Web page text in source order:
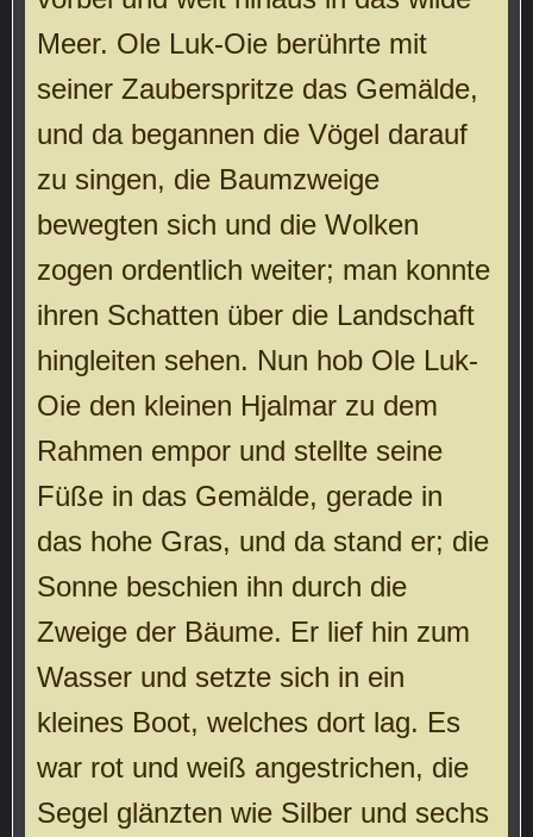
Meer. Ole Luk-Oie berührte mit
seiner Zauberspritze das Gemälde,
und da begannen die Vögel darauf
zu singen, die Baumzweige
bewegten sich und die Wolken
zogen ordentlich weiter; man konnte
ihren Schatten über die Landschaft
hingleiten sehen. Nun hob Ole Luk-
Oie den kleinen Hjalmar zu dem
Rahmen empor und stellte seine
Füße in das Gemälde, gerade in
das hohe Gras, und da stand er; die
Sonne beschien ihn durch die
Zweige der Bäume. Er lief hin zum
Wasser und setzte sich in ein
kleines Boot, welches dort lag. Es
war rot und weiß angestrichen, die
Segel glänzten wie Silber und sechs